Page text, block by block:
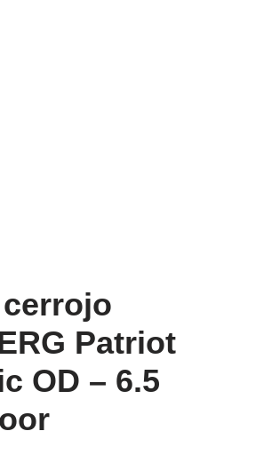
Patriot
OD – 6.5